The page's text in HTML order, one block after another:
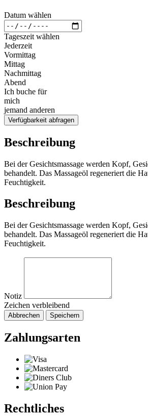
Datum wählen
Tageszeit wählen
Jederzeit
Vormittag
Mittag
Nachmittag
Abend
Ich buche für
mich
jemand anderen
Verfügbarkeit abfragen
Beschreibung
Bei der Gesichtsmassage werden Kopf,
behandelt. Das Massageöl regeneriert die
Feuchtigkeit.
Beschreibung
Bei der Gesichtsmassage werden Kopf,
behandelt. Das Massageöl regeneriert die
Feuchtigkeit.
Notiz
Zeichen verbleibend
Abbrechen Speichern
Zahlungsarten
Rechtliches